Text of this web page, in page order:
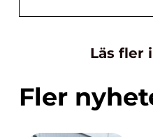
Läs fler
Fler